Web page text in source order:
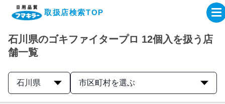
取扱店検索TOP
企業・IR情報サイト
製品情報サイト
石川県のゴキファイタープロ 12個入を扱う店
舗一覧
石川県 市区町村を選ぶ